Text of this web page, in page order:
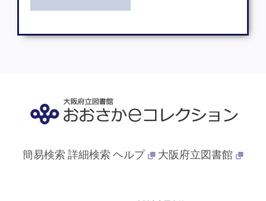
簡易検索 詳細検索 ヘルプ 大阪府立図書館